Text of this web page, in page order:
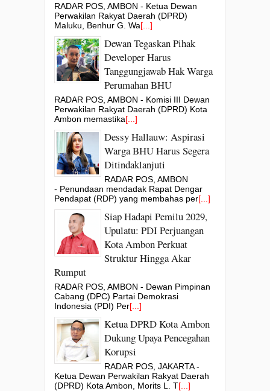
RADAR POS, AMBON - Ketua Dewan
Perwakilan Rakyat Daerah (DPRD)
Maluku, Benhur G. Wa[...]
Dewan Tegaskan Pihak
Developer Harus
Tanggungjawab Hak Warga
Perumahan BHU
RADAR POS, AMBON - Komisi III Dewan
Perwakilan Rakyat Daerah (DPRD) Kota
Ambon memastika[...]
Dessy Hallauw: Aspirasi
Warga BHU Harus Segera
Ditindaklanjuti
RADAR POS, AMBON
- Penundaan mendadak Rapat Dengar
Pendapat (RDP) yang membahas per[...]
Siap Hadapi Pemilu 2029,
Upulatu: PDI Perjuangan
Kota Ambon Perkuat
Struktur Hingga Akar
Rumput
RADAR POS, AMBON - Dewan Pimpinan
Cabang (DPC) Partai Demokrasi
Indonesia (PDI) Per[...]
Ketua DPRD Kota Ambon
Dukung Upaya Pencegahan
Korupsi
RADAR POS, JAKARTA -
Ketua Dewan Perwakilan Rakyat Daerah
(DPRD) Kota Ambon, Morits L. T[...]